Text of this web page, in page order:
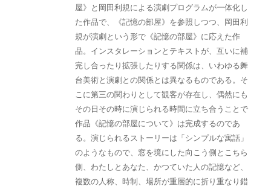
屋》と岡田利規による演劇プログラムが一体化し
た作品で、《記憶の部屋》を参照しつつ、岡田利
規が演劇という形で《記憶の部屋》に応えた作
品。インスタレーションとテキストが、互いに補
完し合ったり拡張したりする関係は、いわゆる舞
台美術と演劇との関係とは異なるものである。そ
こに第三の関わりとして観客が存在し、偶然にも
その日その時に演じられる時間に立ち合うことで
作品《記憶の部屋について》は完成するのであ
る。演じられるストーリーは「シンプルな寓話」
のようなもので、窓を境にした向こう側とこちら
側、わたしとあなた、かつていた人の記憶など、
複数の人称、時制、場所が重層的に折り重なり錯